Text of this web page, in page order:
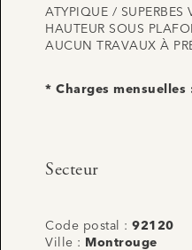
ATYPIQUE /
HAUTEUR SOUS
AUCUN TRAVAUX À
* Charges mensuelles
Secteur
Code postal : 92120
Ville :
Montrouge